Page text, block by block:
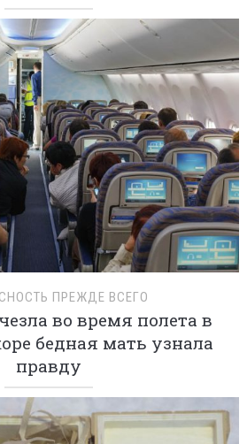
ПРЕЖДЕ ВСЕГО
во время полета в
бедная мать узнала
правду